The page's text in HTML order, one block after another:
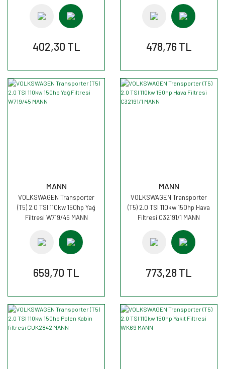
402,30 TL 478,76 TL
MANN
VOLKSWAGEN Transporter
(T5) 2.0 TSI 110kw 150hp Yağ
Filtresi W719/45 MANN
659,70 TL
MANN
VOLKSWAGEN Transporter
(T5) 2.0 TSI 110kw 150hp Hava
Filtresi C32191/1 MANN
773,28 TL